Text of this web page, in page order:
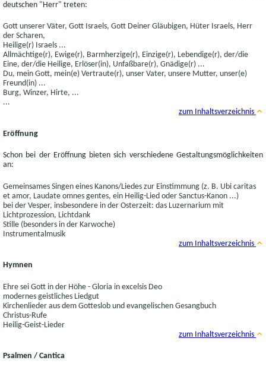
deutschen "Herr" treten:
Gott unserer Väter, Gott Israels, Gott Deiner Gläubigen, Hüter Israels, Herr
der Scharen,
Heilige(r) Israels ...
Allmächtige(r), Ewige(r), Barmherzige(r), Einzige(r), Lebendige(r), der/die
Eine, der/die Heilige, Erlöser(in), Unfaßbare(r), Gnädige(r) ...
Du, mein Gott, mein(e) Vertraute(r), unser Vater, unsere Mutter, unser(e)
Freund(in) ...
Burg, Winzer, Hirte, ...
...
zum Inhaltsverzeichnis
Eröffnung
Schon bei der Eröffnung bieten sich verschiedene Gestaltungsmöglichkeiten
an:
Gemeinsames Singen eines Kanons/Liedes zur Einstimmung (z. B. Ubi caritas
et amor, Laudate omnes gentes, ein Heilig-Lied oder Sanctus-Kanon ...)
bei der Vesper, insbesondere in der Osterzeit: das Luzernarium mit
Lichtprozession, Lichtdank
Stille (besonders in der Karwoche)
Instrumentalmusik
zum Inhaltsverzeichnis
Hymnen
Ehre sei Gott in der Höhe - Gloria in excelsis Deo
modernes geistliches Liedgut
Kirchenlieder aus dem Gotteslob und evangelischen Gesangbuch
Christus-Rufe
Heilig-Geist-Lieder
zum Inhaltsverzeichnis
Psalmen / Cantica